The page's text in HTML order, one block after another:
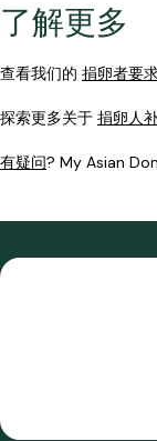
了解更多
查看我们的 捐卵者要
探索更多关于 捐卵人
有疑问? My Asian